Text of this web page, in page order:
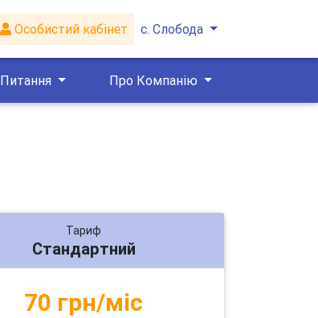
Особистий кабінет с. Слобода
Питання Про Компанію
Тариф
Стандартний
70 грн/міс